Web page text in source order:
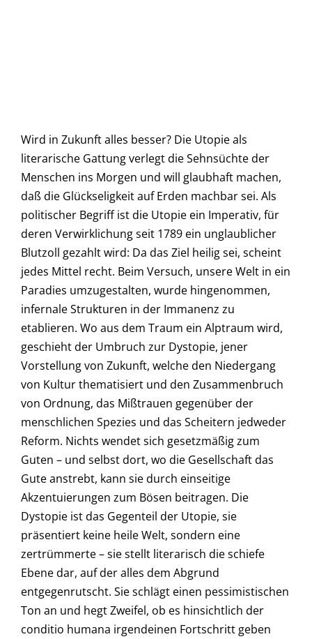
Wird in Zukunft alles besser? Die Utopie als
literarische Gattung verlegt die Sehnsüchte der
Menschen ins Morgen und will glaubhaft machen,
daß die Glückseligkeit auf Erden machbar sei. Als
politischer Begriff ist die Utopie ein Imperativ, für
deren Verwirklichung seit 1789 ein unglaublicher
Blutzoll gezahlt wird: Da das Ziel heilig sei, scheint
jedes Mittel recht. Beim Versuch, unsere Welt in ein
Paradies umzugestalten, wurde hingenommen,
infernale Strukturen in der Immanenz zu
etablieren. Wo aus dem Traum ein Alptraum wird,
geschieht der Umbruch zur Dystopie, jener
Vorstellung von Zukunft, welche den Niedergang
von Kultur thematisiert und den Zusammenbruch
von Ordnung, das Mißtrauen gegenüber der
menschlichen Spezies und das Scheitern jedweder
Reform. Nichts wendet sich gesetzmäßig zum
Guten – und selbst dort, wo die Gesellschaft das
Gute anstrebt, kann sie durch einseitige
Akzentuierungen zum Bösen beitragen. Die
Dystopie ist das Gegenteil der Utopie, sie
präsentiert keine heile Welt, sondern eine
zertrümmerte – sie stellt literarisch die schiefe
Ebene dar, auf der alles dem Abgrund
entgegenrutscht. Sie schlägt einen pessimistischen
Ton an und hegt Zweifel, ob es hinsichtlich der
conditio humana irgendeinen Fortschritt geben